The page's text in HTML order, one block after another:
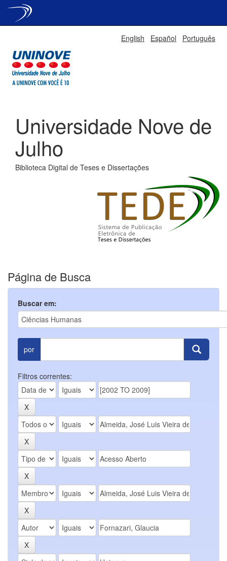
English Español Português
Universidade Nove de
Julho
Biblioteca Digital de Teses e Dissertações
Página de Busca
Buscar em:
por
Filtros correntes: